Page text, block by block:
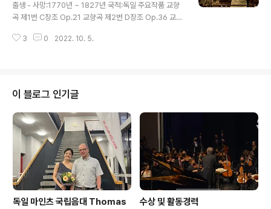
이미 청각을 거의 상실한 상태였고, 나폴레옹의 유럽 전쟁
과 시대의 격변 속에서 개인적 고뇌와 사회적 긴장이 깊이
겹쳐져 있던 시기였습니다. 그런 배경에서 이 곡..
출생 - 사망:1770년 ~ 1827년 국적:독일 주요작품 교향
곡 제1번 C장조 Op.21 교향곡 제2번 D장조 Op.36 교향
조 Op.60 교향곡 제5번 c단조 운명 교향곡 제6번 F장조
오노레 제3번 C장조 Op.72b 피아노 협주곡 제3번 c단
조 Op.37 피아노 협주곡 제4번 G장조 Op.58 피아노 협
주곡 제5번 E플랫장조 황제(협주곡) 바이올린 협주곡 D장
조 7중주곡 E플랫장조 Op.20 현악 4중주곡 제6번 B플랫
장조 Op.18의 6 현악 4중주곡 제..
3 0 2022. 10. 5.
이 블로그 인기글
독일 마인츠 국립음대 Thomas
수상 및 활동경력